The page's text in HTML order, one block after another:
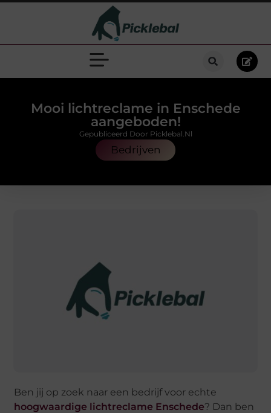
Mooi lichtreclame in Enschede
aangeboden!
Bedrijven
Gepubliceerd Door Picklebal.nl
Ben jij op zoek naar een bedrijf voor echte
hoogwaardige lichtreclame Enschede? Dan ben